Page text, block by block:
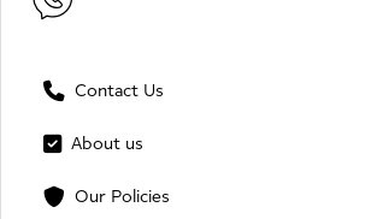
Contact Us
About us
Our Policies